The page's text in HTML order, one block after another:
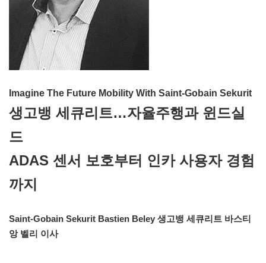
Imagine The Future Mobility With Saint-Gobain Sekurit
생고뱅 세큐리트…자율주행과 윈드실
드
ADAS 센서 보호부터 인카 사용자 경험
까지
Saint-Gobain Sekurit Bastien Beley 생고뱅 세큐리트 바스티
앙 벨리 이사